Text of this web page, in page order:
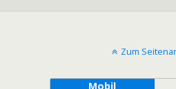
Zum
Mobil